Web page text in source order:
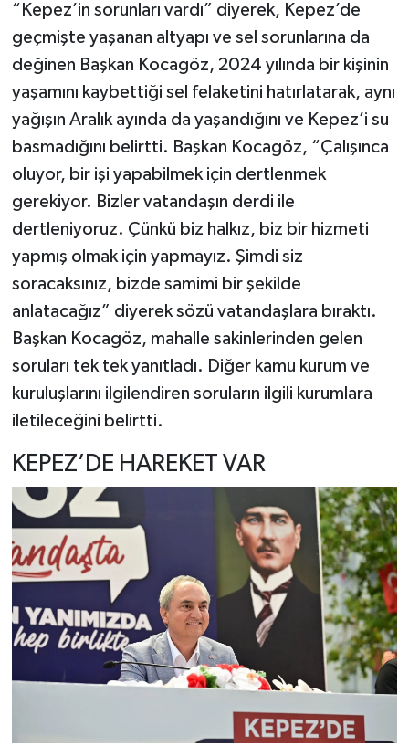
“Kepez’in sorunları vardı” diyerek, Kepez’de
geçmişte yaşanan altyapı ve sel sorunlarına da
değinen Başkan Kocagöz, 2024 yılında bir kişinin
yaşamını kaybettiği sel felaketini hatırlatarak, aynı
yağışın Aralık ayında da yaşandığını ve Kepez’i su
basmadığını belirtti. Başkan Kocagöz, “Çalışınca
oluyor, bir işi yapabilmek için dertlenmek
gerekiyor. Bizler vatandaşın derdi ile
dertleniyoruz. Çünkü biz halkız, biz bir hizmeti
yapmış olmak için yapmayız. Şimdi siz
soracaksınız, bizde samimi bir şekilde
anlatacağız” diyerek sözü vatandaşlara bıraktı.
Başkan Kocagöz, mahalle sakinlerinden gelen
soruları tek tek yanıtladı. Diğer kamu kurum ve
kuruluşlarını ilgilendiren soruların ilgili kurumlara
iletileceğini belirtti.
KEPEZ’DE HAREKET VAR